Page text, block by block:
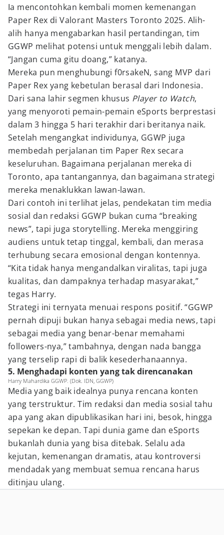
Ia mencontohkan kembali momen kemenangan
Paper Rex di Valorant Masters Toronto 2025. Alih-
alih hanya mengabarkan hasil pertandingan, tim
GGWP melihat potensi untuk menggali lebih dalam.
“Jangan cuma gitu doang,” katanya.
Mereka pun menghubungi f0rsakeN, sang MVP dari
Paper Rex yang kebetulan berasal dari Indonesia.
Dari sana lahir segmen khusus Player to Watch,
yang menyoroti pemain-pemain eSports berprestasi
dalam 3 hingga 5 hari terakhir dari beritanya naik.
Setelah mengangkat individunya, GGWP juga
membedah perjalanan tim Paper Rex secara
keseluruhan. Bagaimana perjalanan mereka di
Toronto, apa tantangannya, dan bagaimana strategi
mereka menaklukkan lawan-lawan.
Dari contoh ini terlihat jelas, pendekatan tim media
sosial dan redaksi GGWP bukan cuma “breaking
news”, tapi juga storytelling. Mereka menggiring
audiens untuk tetap tinggal, kembali, dan merasa
terhubung secara emosional dengan kontennya.
“Kita tidak hanya mengandalkan viralitas, tapi juga
kualitas, dan dampaknya terhadap masyarakat,”
tegas Harry.
Strategi ini ternyata menuai respons positif. “GGWP
pernah dipuji bukan hanya sebagai media news, tapi
sebagai media yang benar-benar memahami
followers-nya,” tambahnya, dengan nada bangga
yang terselip rapi di balik kesederhanaannya.
5. Menghadapi konten yang tak direncanakan
Harry Mahardika GGWP. (Dok. IDN, GGWP)
Media yang baik idealnya punya rencana konten
yang terstruktur. Tim redaksi dan media sosial tahu
apa yang akan dipublikasikan hari ini, besok, hingga
sepekan ke depan. Tapi dunia game dan eSports
bukanlah dunia yang bisa ditebak. Selalu ada
kejutan, kemenangan dramatis, atau kontroversi
mendadak yang membuat semua rencana harus
ditinjau ulang.